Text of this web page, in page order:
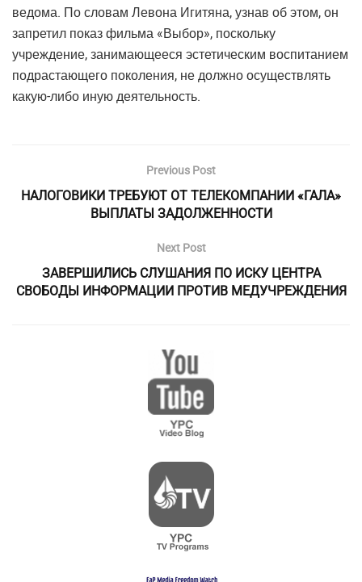
ведома. По словам Левона Игитяна, узнав об этом, он
запретил показ фильма «Выбор», поскольку
учреждение, занимающееся эстетическим воспитанием
подрастающего поколения, не должно осуществлять
какую-либо иную деятельность.
Previous Post
НАЛОГОВИКИ ТРЕБУЮТ ОТ ТЕЛЕКОМПАНИИ «ГАЛА»
ВЫПЛАТЫ ЗАДОЛЖЕННОСТИ
Next Post
ЗАВЕРШИЛИСЬ СЛУШАНИЯ ПО ИСКУ ЦЕНТРА
СВОБОДЫ ИНФОРМАЦИИ ПРОТИВ МЕДУЧРЕЖДЕНИЯ